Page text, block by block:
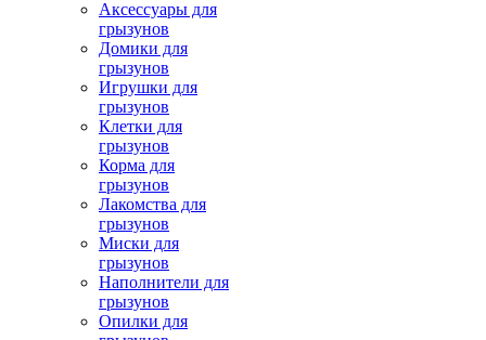
Аксессуары для
грызунов
Домики для
грызунов
Игрушки для
грызунов
Клетки для
грызунов
Корма для
грызунов
Лакомства для
грызунов
Миски для
грызунов
Наполнители для
грызунов
Опилки для